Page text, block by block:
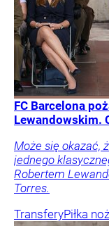
FC Barcelona
Lewandowskim.
Może się okazać,
jednego
Robertem
Torres.
TransferyPiłka